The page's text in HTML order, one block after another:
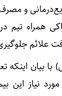
و
همراه تیم
علائم
اینکه
نیاز این